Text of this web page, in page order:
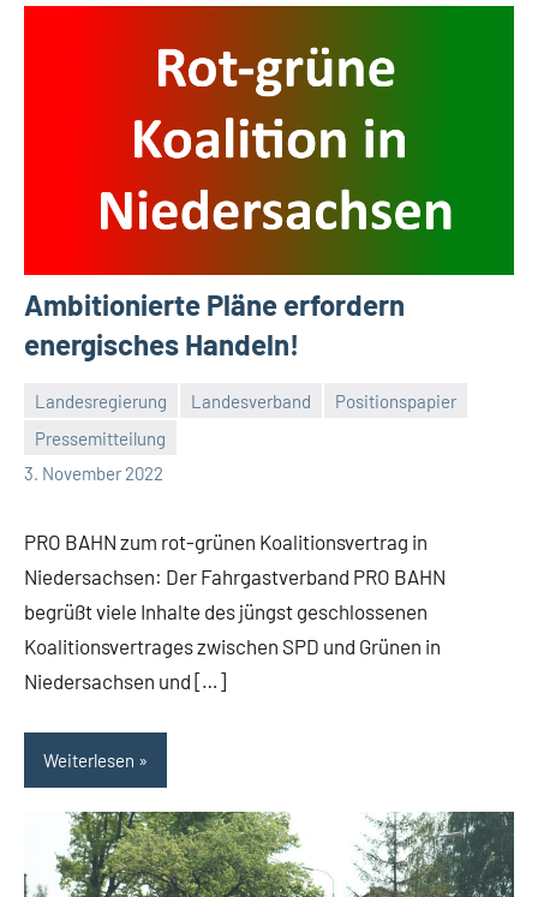
Ambitionierte Pläne erfordern
energisches Handeln!
Landesregierung Landesverband
Positionspapier
Pressemitteilung
3. November 2022
Malte
Diehl
Keine
Kommentare
PRO BAHN zum rot-grünen Koalitionsvertrag in
Niedersachsen: Der Fahrgastverband PRO BAHN
begrüßt viele Inhalte des jüngst geschlossenen
Koalitionsvertrages zwischen SPD und Grünen in
Niedersachsen und […]
Weiterlesen